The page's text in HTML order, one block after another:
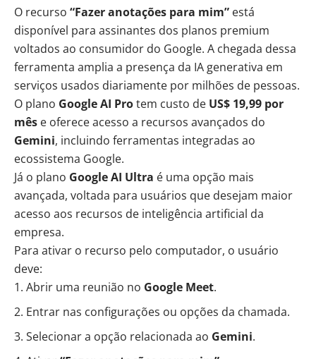
O recurso “Fazer anotações para mim” está
disponível para assinantes dos planos premium
voltados ao consumidor do Google. A chegada dessa
ferramenta amplia a presença da IA generativa em
serviços usados diariamente por milhões de pessoas.
O plano Google AI Protem custo de US$ 19,99 por
mês e oferece acesso a recursos avançados do
Gemini, incluindo ferramentas integradas ao
ecossistema Google.
Já o plano Google AI Ultra é uma opção mais
avançada, voltada para usuários que desejam maior
acesso aos recursos de inteligência artificial da
empresa.
Para ativar o recurso pelo computador, o usuário
deve:
Abrir uma reunião no Google Meet.
Entrar nas configurações ou opções da chamada.
Selecionar a opção relacionada ao Gemini.